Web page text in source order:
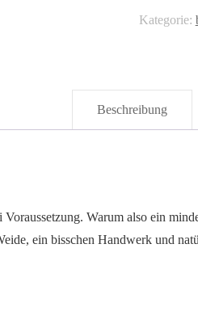
Kategorie:
Beschreibung
Warum also ein
ein bisschen Handwerk und